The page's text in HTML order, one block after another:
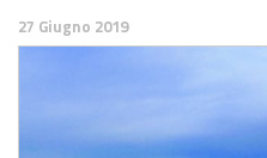
27 Giugno 2019